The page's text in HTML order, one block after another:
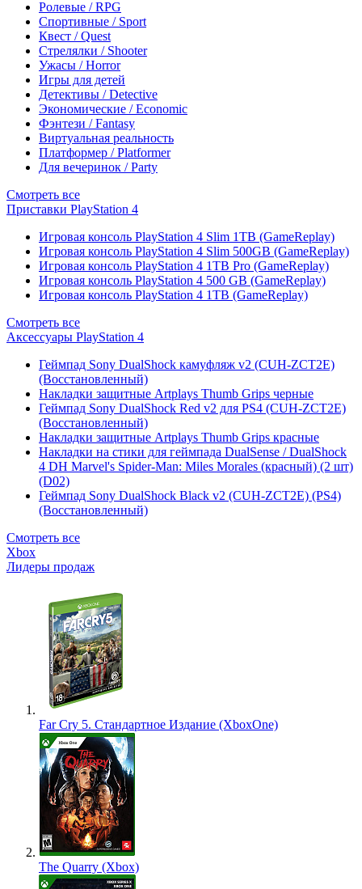
Ролевые / RPG
Спортивные / Sport
Квест / Quest
Стрелялки / Shooter
Ужасы / Horror
Игры для детей
Детективы / Detective
Экономические / Economic
Фэнтези / Fantasy
Виртуальная реальность
Платформер / Platformer
Для вечеринок / Party
Смотреть все
Приставки PlayStation 4
Игровая консоль PlayStation 4 Slim 1TB (GameReplay)
Игровая консоль PlayStation 4 Slim 500GB (GameReplay)
Игровая консоль PlayStation 4 1TB Pro (GameReplay)
Игровая консоль PlayStation 4 500 GB (GameReplay)
Игровая консоль PlayStation 4 1TB (GameReplay)
Смотреть все
Аксессуары PlayStation 4
Геймпад Sony DualShock камуфляж v2 (CUH-ZCT2E)
(Восстановленный)
Накладки защитные Artplays Thumb Grips черные
Геймпад Sony DualShock Red v2 для PS4 (CUH-ZCT2E)
(Восстановленный)
Накладки защитные Artplays Thumb Grips красные
Накладки на стики для геймпада DualSense / DualShock
4 DH Marvel's Spider-Man: Miles Morales (красный) (2 шт)
(D02)
Геймпад Sony DualShock Black v2 (CUH-ZCT2E) (PS4)
(Восстановленный)
Смотреть все
Xbox
Лидеры продаж
Far Cry 5. Стандартное Издание (XboxOne)
The Quarry (Xbox)